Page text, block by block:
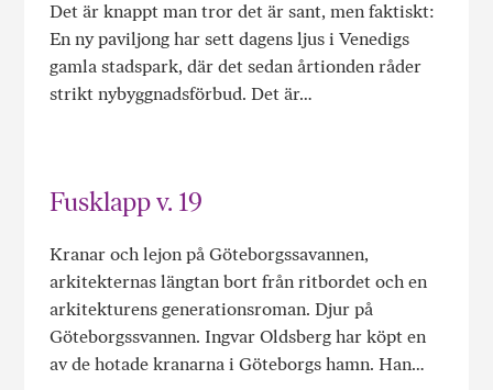
Det är knappt man tror det är sant, men faktiskt:
En ny paviljong har sett dagens ljus i Venedigs
gamla stadspark, där det sedan årtionden råder
strikt nybyggnadsförbud. Det är…
Fusklapp v. 19
Kranar och lejon på Göteborgssavannen,
arkitekternas längtan bort från ritbordet och en
arkitekturens generationsroman. Djur på
Göteborgssvannen. Ingvar Oldsberg har köpt en
av de hotade kranarna i Göteborgs hamn. Han…